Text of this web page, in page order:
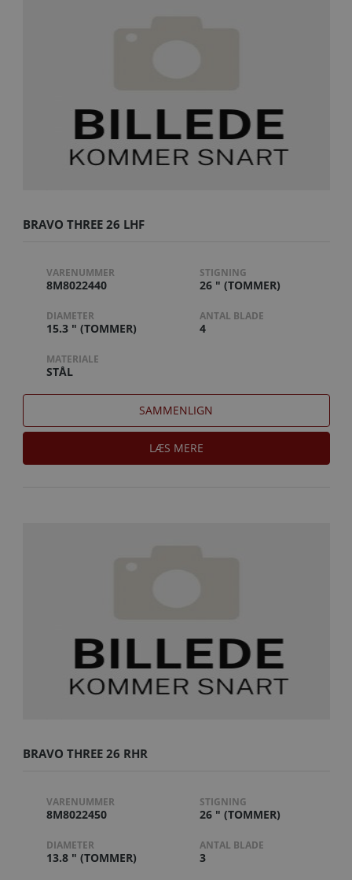
BRAVO THREE 26 LHF
VARENUMMER
8M8022440
STIGNING
26 " (TOMMER)
DIAMETER
15.3 " (TOMMER)
ANTAL BLADE
4
MATERIALE
STÅL
SAMMENLIGN
LÆS MERE
BRAVO THREE 26 RHR
VARENUMMER
8M8022450
STIGNING
26 " (TOMMER)
DIAMETER
13.8 " (TOMMER)
ANTAL BLADE
3